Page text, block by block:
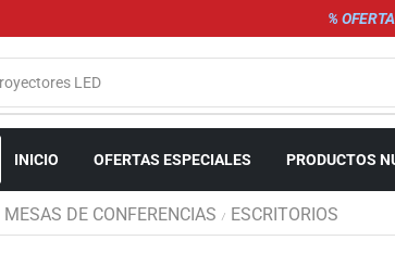
%
LED
INICIO OFERTAS ESPECIALES PRODUCTOS
MESAS DE CONFERENCIAS / ESCRITORIOS